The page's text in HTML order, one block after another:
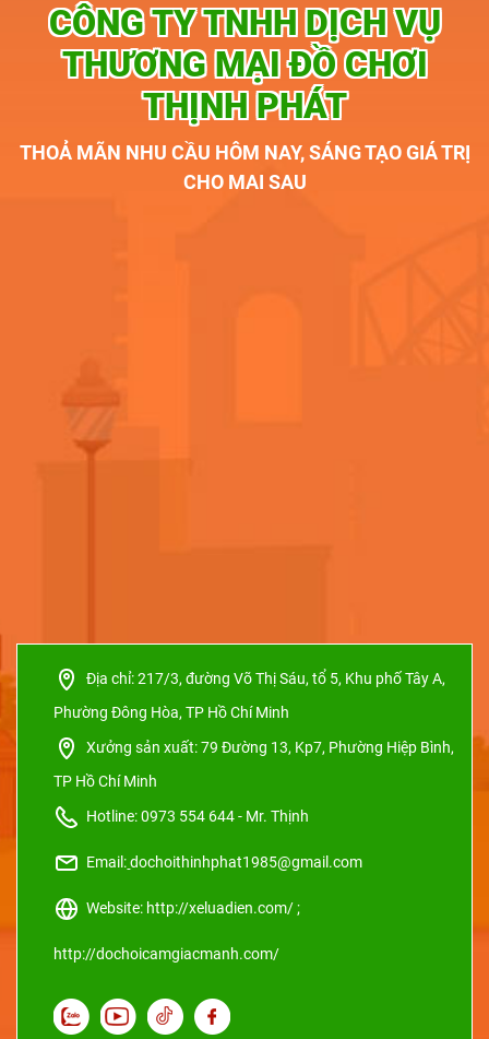
CÔNG TY TNHH DỊCH VỤ
THƯƠNG MẠI ĐỒ CHƠI
THỊNH PHÁT
THOẢ MÃN NHU CẦU HÔM NAY, SÁNG TẠO GIÁ TRỊ
CHO MAI SAU
Địa chỉ:217/3, đường Võ Thị Sáu, tổ 5, Khu phố Tây A,
Phường Đông Hòa, TP Hồ Chí Minh
Xưởng sản xuất:79 Đường 13, Kp7, Phường Hiệp Bình,
TP Hồ Chí Minh
Hotline: 0973 554 644 - Mr. Thịnh
Email: dochoithinhphat1985@gmail.com
Website: http://xeluadien.com/ ;
http://dochoicamgiacmanh.com/